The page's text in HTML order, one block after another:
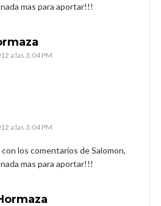
mas para aportar!!!
a las 3:04 PM
a las 3:04 PM
los comentarios de Salomon,
mas para aportar!!!